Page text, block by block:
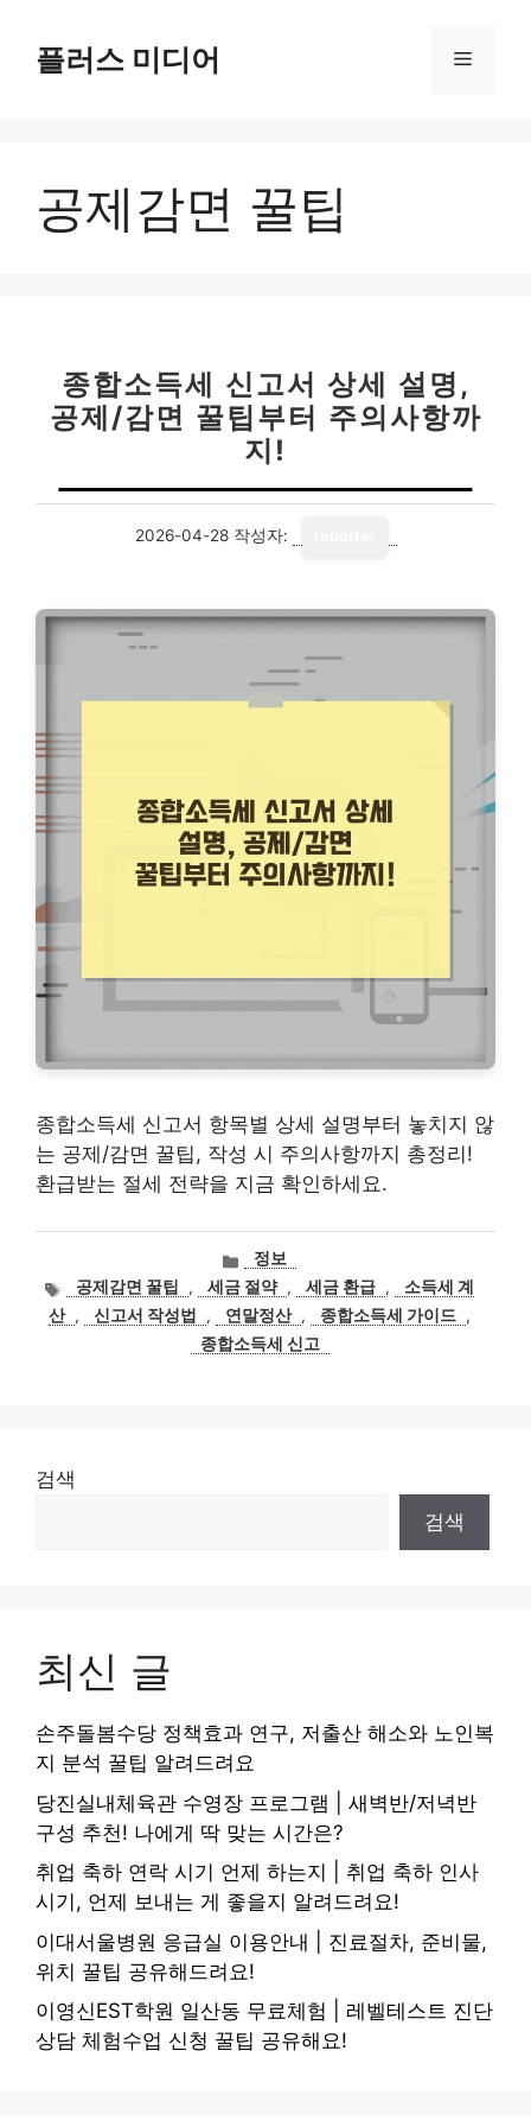
플러스 미디어 메
공제감면 꿀팁
종합소득세 신고서 상세 설명,
공제/감면 꿀팁부터 주의사항까
지!
2026-04-28 작성자:
종합소득세 신고서 항목별 상세 설명부터 놓치지 않
는 공제/감면 꿀팁, 작성 시 주의사항까지 총정리!
환급받는 절세 전략을 지금 확인하세요.
카
테
고
리
정보
태공제감면 꿀팁 , 세금 절약 , 세금 환급 ,
소득세 계
산 , 신고서 작성법 , 연말정산 , 종합소득세 가이드 ,
종합소득세 신고
검색
검색
최신 글
손주돌봄수당 정책효과 연구, 저출산 해소와 노인복
지 분석 꿀팁 알려드려요
당진실내체육관 수영장 프로그램 | 새벽반/저녁반
구성 추천! 나에게 딱 맞는 시간은?
취업 축하 연락 시기 언제 하는지 | 취업 축하 인사
시기, 언제 보내는 게 좋을지 알려드려요!
이대서울병원 응급실 이용안내 | 진료절차, 준비물,
위치 꿀팁 공유해드려요!
이영신EST학원 일산동 무료체험 | 레벨테스트 진단
상담 체험수업 신청 꿀팁 공유해요!